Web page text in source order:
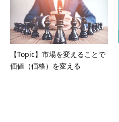
【Topic】市場を変えることで
価値（価格）を変える